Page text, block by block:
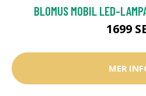
BLOMUS MOBIL LED-
1699
MER